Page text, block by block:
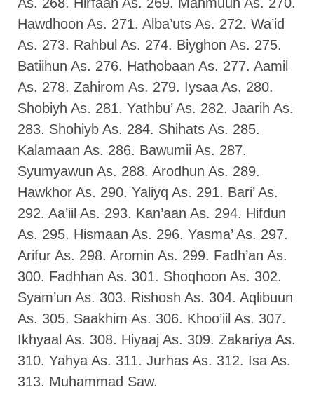
Hawdhoon As. 271. Alba’uts As. 272. Wa’id
As. 273. Rahbul As. 274. Biyghon As. 275.
Batiihun As. 276. Hathobaan As. 277. Aamil
As. 278. Zahirom As. 279. Iysaa As. 280.
Shobiyh As. 281. Yathbu’ As. 282. Jaarih As.
283. Shohiyb As. 284. Shihats As. 285.
Kalamaan As. 286. Bawumii As. 287.
Syumyawun As. 288. Arodhun As. 289.
Hawkhor As. 290. Yaliyq As. 291. Bari’ As.
292. Aa’iil As. 293. Kan’aan As. 294. Hifdun
As. 295. Hismaan As. 296. Yasma’ As. 297.
Arifur As. 298. Aromin As. 299. Fadh’an As.
300. Fadhhan As. 301. Shoqhoon As. 302.
Syam’un As. 303. Rishosh As. 304. Aqlibuun
As. 305. Saakhim As. 306. Khoo’iil As. 307.
Ikhyaal As. 308. Hiyaaj As. 309. Zakariya As.
310. Yahya As. 311. Jurhas As. 312. Isa As.
313. Muhammad Saw.